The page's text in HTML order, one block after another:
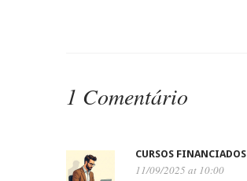
1 Comentário
CURSOS FINANCIADOS
11/09/2025 at 10:00